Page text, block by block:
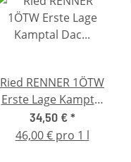
Ried RENNER 1ÖTW
Erste Lage Kamptal
Dac Grüner Veltliner
Schloss Gobelsburg
34,50 €*
46,00 € pro 1 l